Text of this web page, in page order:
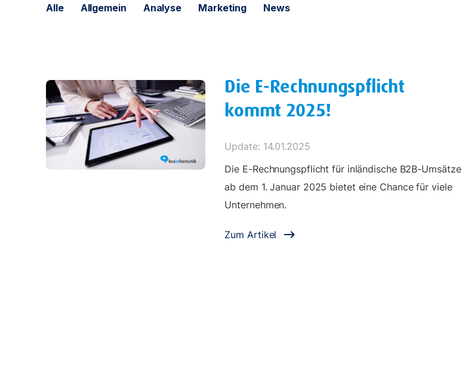
Alle Allgemein Analyse Marketing News
Die E-Rechnungspflicht
kommt 2025!
Update: 14.01.2025
Die E-Rechnungspflicht für inländische B2B-Umsätze
ab dem 1. Januar 2025 bietet eine Chance für viele
Unternehmen.
Zum Artikel